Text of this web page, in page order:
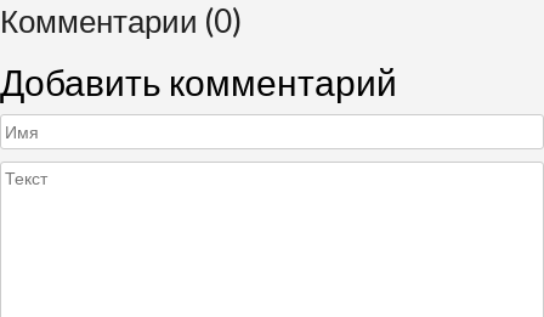
Комментарии (0)
Добавить комментарий